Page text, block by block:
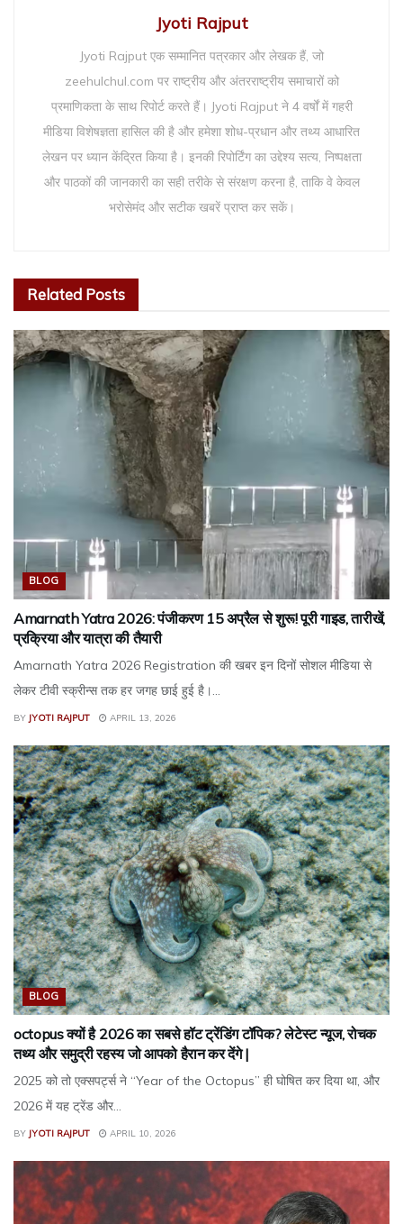
Jyoti Rajput
Jyoti Rajput एक सम्मानित पत्रकार और लेखक हैं, जो
zeehulchul.com पर राष्ट्रीय और अंतरराष्ट्रीय समाचारों को
प्रमाणिकता के साथ रिपोर्ट करते हैं। Jyoti Rajput ने 4 वर्षों में गहरी
मीडिया विशेषज्ञता हासिल की है और हमेशा शोध-प्रधान और तथ्य आधारित
लेखन पर ध्यान केंद्रित किया है। इनकी रिपोर्टिंग का उद्देश्य सत्य, निष्पक्षता
और पाठकों की जानकारी का सही तरीके से संरक्षण करना है, ताकि वे केवल
भरोसेमंद और सटीक खबरें प्राप्त कर सकें।
Related Posts
BLOG
Amarnath Yatra 2026: पंजीकरण 15 अप्रैल से शुरू! पूरी गाइड, तारीखें,
प्रक्रिया और यात्रा की तैयारी
Amarnath Yatra 2026 Registration की खबर इन दिनों सोशल मीडिया से
लेकर टीवी स्क्रीन्स तक हर जगह छाई हुई है।...
BY JYOTI RAJPUT APRIL 13, 2026
BLOG
octopus क्यों है 2026 का सबसे हॉट ट्रेंडिंग टॉपिक? लेटेस्ट न्यूज, रोचक
तथ्य और समुद्री रहस्य जो आपको हैरान कर देंगे |
2025 को तो एक्सपर्ट्स ने “Year of the Octopus” ही घोषित कर दिया था, और
2026 में यह ट्रेंड और...
BY JYOTI RAJPUT APRIL 10, 2026